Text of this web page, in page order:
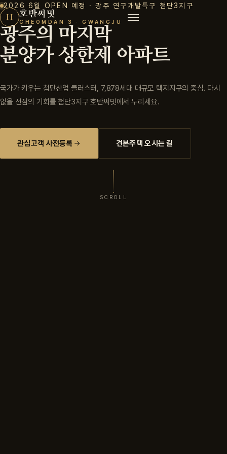
H 호반써밋
CHEOMDAN 3 · GWANGJU
2026 6월 OPEN 예정 · 광주 연구개발특구 첨단3지구
첨단3지구 호반써밋 모델하
광주의 마지막
분양가 상한제 아파트
국가가 키우는 첨단산업 클러스터, 7,878세대 대규모 택지지구의 중심. 다시
없을 선점의 기회를 첨단3지구 호반써밋에서 누리세요.
관심고객 사전등록 견본주택 오시는 길
SCROLL